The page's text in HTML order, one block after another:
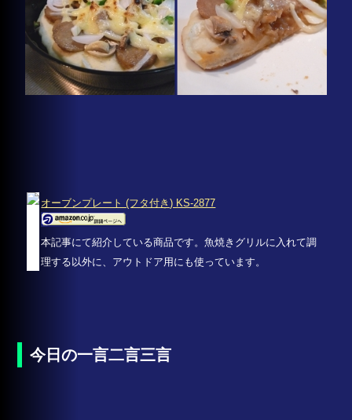
オーブンプレート (フタ付き) KS-2877
本記事にて紹介している商品です。魚焼きグリルに入れて調
理する以外に、アウトドア用にも使っています。
今日の一言二言三言